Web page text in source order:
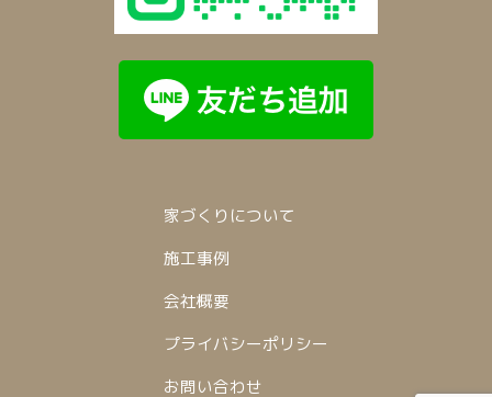
家づくりについて
施工事例
会社概要
プライバシーポリシー
お問い合わせ